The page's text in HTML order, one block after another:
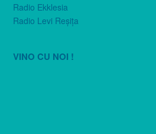
Radio Ekklesia
Radio Levi Reşiţa
VINO CU NOI !